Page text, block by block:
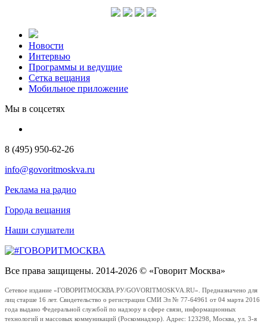
Новости
Интервью
Программы и ведущие
Сетка вещания
Мобильное приложение
Мы в соцсетях
8 (495) 950-62-26
info@govoritmoskva.ru
Реклама на радио
Города вещания
Наши слушатели
Все права защищены. 2014-2026 © «Говорит Москва»
Сетевое издание «ГОВОРИТМОСКВА.РУ/GOVORITMOSKVA.RU». Предназначено для
лиц старше 16 лет. Свидетельство о регистрации СМИ Эл № 77-64961 от 04 марта 2016
года выдано Федеральной службой по надзору в сфере связи, информационных
технологий и массовых коммуникаций (Роскомнадзор). Адрес: 123298, Москва, ул. 3-я